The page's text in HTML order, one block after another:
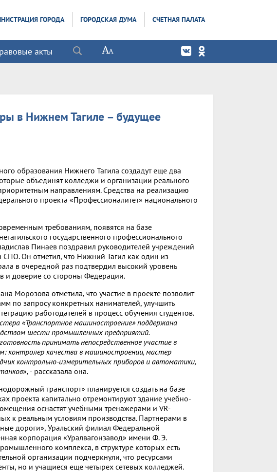
ГОРОДА ГОРОДСКАЯ ДУМА СЧЕТНАЯ ПАЛАТА
акты
в Нижнем Тагиле – будущее
образования Нижнего Тагила создадут еще два
объединят колледжи и организации реального
направлениям. Средства на реализацию
проекта «Профессионалитет» национального
требованиям, появятся на базе
государственного профессионального
Пинаев поздравил руководителей учреждений
СПО. Он отметил, что Нижний Тагил как один из
в очередной раз подтвердил высокий уровень
и доверие со стороны Федерации.
Морозова отметила, что участие в проекте позволит
по запросу конкретных нанимателей, улучшить
работодателей в процесс обучения студентов.
«Транспортное машиностроение» поддержана
шести промышленных предприятий.
принимать непосредственное участие в
контролер качества в машиностроении, мастер
контрольно-измерительных приборов и автоматики,
», - рассказала она.
транспорт» планируется создать на базе
проекта капитально отремонтируют здание учебно-
оснастят учебными тренажерами и VR-
к реальным условиям производства. Партнерами в
дороги», Уральский филиал Федеральной
корпорация «Уралвагонзавод» имени Ф. Э.
комплекса, в структуре которых есть
организации подчеркнули, что ресурсами
но и учащиеся еще четырех сетевых колледжей.